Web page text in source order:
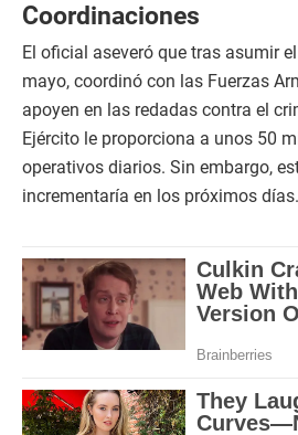
Coordinaciones
El oficial aseveró que tras asumir
mayo, coordinó con las Fuerzas
apoyen en las redadas contra el
Ejército le proporciona a unos 50
operativos diarios. Sin embargo,
incrementaría en los próximos días.